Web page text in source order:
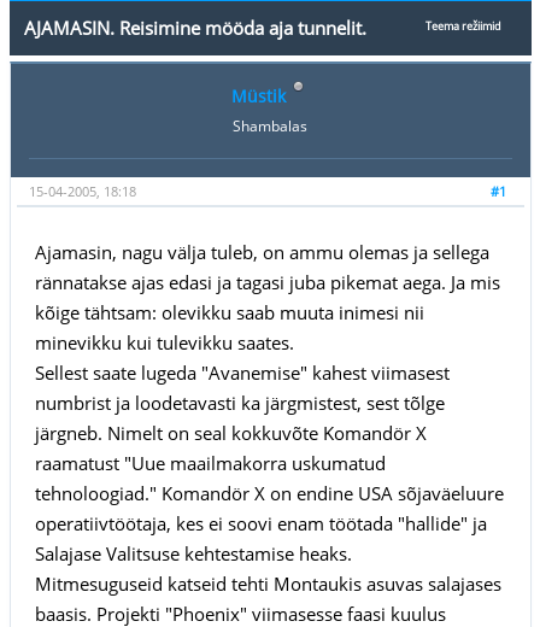
Teema režiimid
AJAMASIN. Reisimine mööda aja tunnelit.
Müstik
Shambalas
#1
15-04-2005, 18:18
Ajamasin, nagu välja tuleb, on ammu olemas ja sellega
rännatakse ajas edasi ja tagasi juba pikemat aega. Ja mis
kõige tähtsam: olevikku saab muuta inimesi nii
minevikku kui tulevikku saates.
Sellest saate lugeda "Avanemise" kahest viimasest
numbrist ja loodetavasti ka järgmistest, sest tõlge
järgneb. Nimelt on seal kokkuvõte Komandör X
raamatust "Uue maailmakorra uskumatud
tehnoloogiad." Komandör X on endine USA sõjaväeluure
operatiivtöötaja, kes ei soovi enam töötada "hallide" ja
Salajase Valitsuse kehtestamise heaks.
Mitmesuguseid katseid tehti Montaukis asuvas salajases
baasis. Projekti "Phoenix" viimasesse faasi kuulus